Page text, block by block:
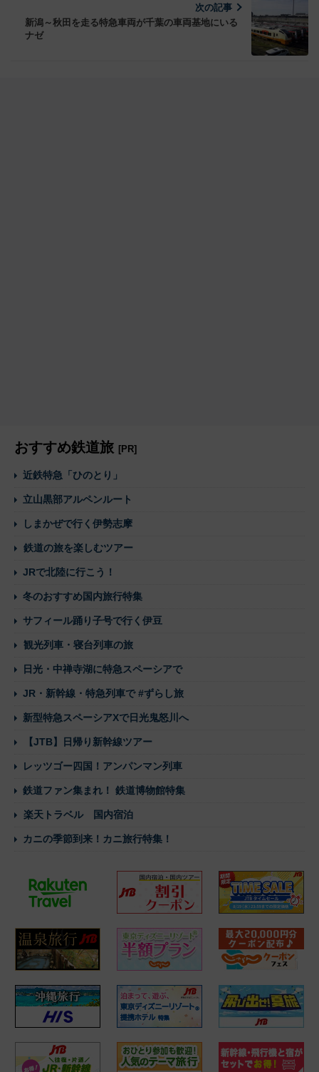
次の記事
新潟～秋田を走る特急車両が千葉の車両基地にいる
ナゼ
おすすめ鉄道旅 [PR]
近鉄特急「ひのとり」
立山黒部アルペンルート
しまかぜで行く伊勢志摩
鉄道の旅を楽しむツアー
JRで北陸に行こう！
冬のおすすめ国内旅行特集
サフィール踊り子号で行く伊豆
観光列車・寝台列車の旅
日光・中禅寺湖に特急スペーシアで
JR・新幹線・特急列車で #ずらし旅
新型特急スペーシアXで日光鬼怒川へ
【JTB】日帰り新幹線ツアー
レッツゴー四国！アンパンマン列車
鉄道ファン集まれ！ 鉄道博物館特集
楽天トラベル 国内宿泊
カニの季節到来！カニ旅行特集！